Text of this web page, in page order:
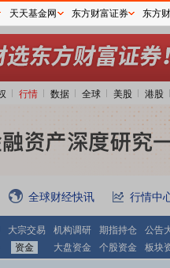
行情 数据 全球 美股 港股
全球财经快讯 行情中
大宗交易 机构调研 期指持仓
公告
资金 大盘资金 个股资金 板块
天天基金网 东方财富证券 东方